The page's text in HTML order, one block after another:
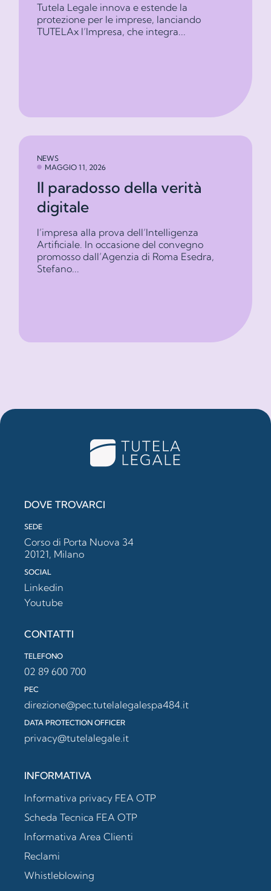
Tutela Legale innova e estende la
protezione per le imprese, lanciando
TUTELAx l’Impresa, che integra...
NEWS
MAGGIO 11, 2026
Il paradosso della verità
digitale
l’impresa alla prova dell’Intelligenza
Artificiale. In occasione del convegno
promosso dall’Agenzia di Roma Esedra,
Stefano...
DOVE TROVARCI
SEDE
Corso di Porta Nuova 34
20121, Milano
SOCIAL
Linkedin
Youtube
CONTATTI
TELEFONO
02 89 600 700
PEC
direzione@pec.tutelalegalespa484.it
DATA PROTECTION OFFICER
privacy@tutelalegale.it
INFORMATIVA
Informativa privacy FEA OTP
Scheda Tecnica FEA OTP
Informativa Area Clienti
Reclami
Whistleblowing